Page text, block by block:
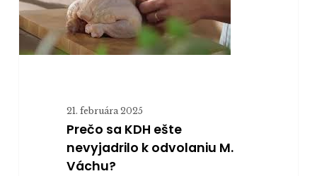
nevyjadrilo
k odvolaniu
M.
21. februára 2025
Prečo sa KDH ešte
nevyjadrilo k odvolaniu M.
Váchu?